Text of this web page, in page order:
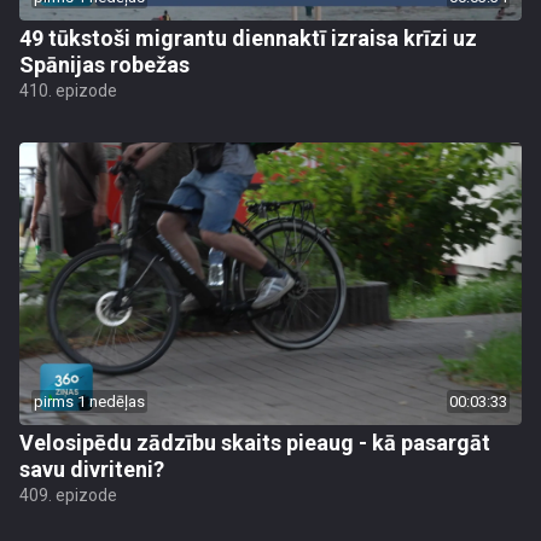
49 tūkstoši migrantu diennaktī izraisa krīzi uz
Spānijas robežas
410. epizode
pirms 1 nedēļas 00:03:33
Velosipēdu zādzību skaits pieaug - kā pasargāt
savu divriteni?
409. epizode